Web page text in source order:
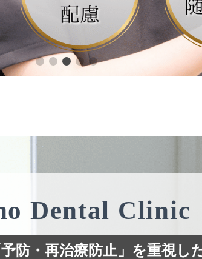
Dental Clinic
防・再治療防止」を重視し